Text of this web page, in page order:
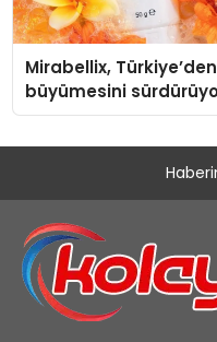
Mirabellix,
büyümesini